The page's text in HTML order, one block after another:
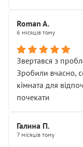
Roman A.
6 місяців тому
Звертався з
Зробили вчасно,
кімната для
почекати
Галина П.
7 місяців тому